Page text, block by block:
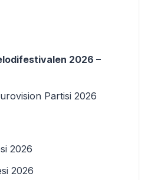
2026 –
Partisi 2026
2026
2026